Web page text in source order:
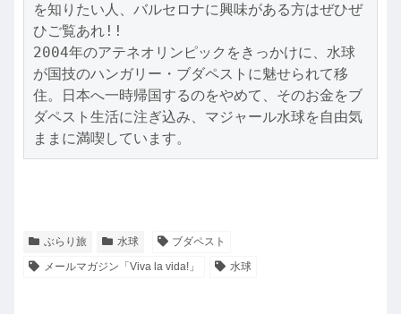
を知りたい人、バルセロナに興味がある方はぜひぜ
ひご覧あれ!!
2004年のアテネオリンピックをきっかけに、水球
が国技のハンガリー・ブダペストに魅せられて移
住。日本へ一時帰国するのをやめて、そのお金をブ
ダペスト生活に注ぎ込み、マジャール水球を自由気
ままに満喫しています。
ぶらり旅 水球
ブダペスト
メールマガジン「Viva la vida!」
水球